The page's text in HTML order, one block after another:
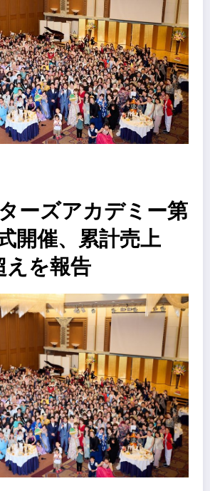
ーズアカデミー第
開催、累計売上
を報告